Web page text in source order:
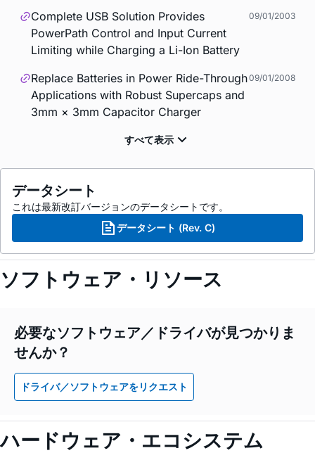
Complete USB Solution Provides
PowerPath Control and Input Current
Limiting while Charging a Li-Ion Battery
09/01/2003
Replace Batteries in Power Ride-Through
Applications with Robust Supercaps and
3mm × 3mm Capacitor Charger
09/01/2008
データシート
これは最新改訂バージョンのデータシートです。
データシート (Rev. C)
ソフトウェア・リソース
必要なソフトウェア／ドライバが見つかりま
せんか？
ドライバ／ソフトウェアをリクエスト
ハードウェア・エコシステム